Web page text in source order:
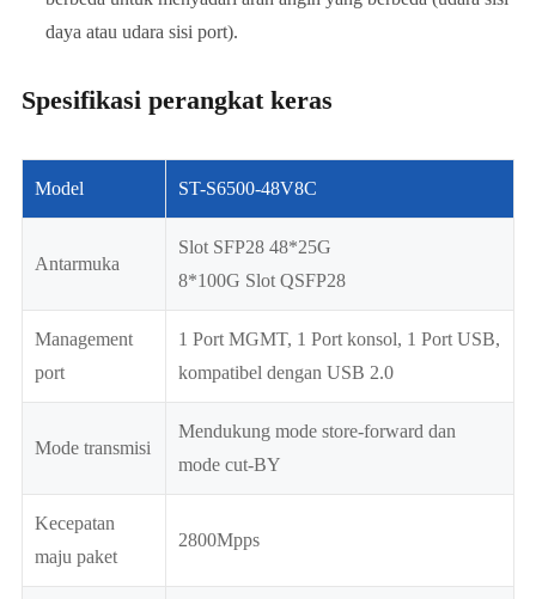
daya atau udara sisi port).
Spesifikasi perangkat keras
Model ST-S6500-48V8C
Antarmuka
Slot SFP28 48*25G
8*100G Slot QSFP28
Management
port
1 Port MGMT, 1 Port konsol, 1 Port USB,
kompatibel dengan USB 2.0
Mode transmisi
Mendukung mode store-forward dan
mode cut-BY
Kecepatan
maju paket
2800Mpps